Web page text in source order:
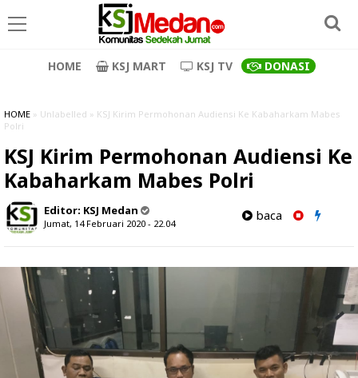
HOME KSJ MART KSJ TV DONASI
HOME » Unlabelled » KSJ Kirim Permohonan Audiensi Ke Kabaharkam Mabes
Polri
KSJ Kirim Permohonan Audiensi Ke
Kabaharkam Mabes Polri
Editor: KSJ Medan
Jumat, 14 Februari 2020 - 22.04
baca